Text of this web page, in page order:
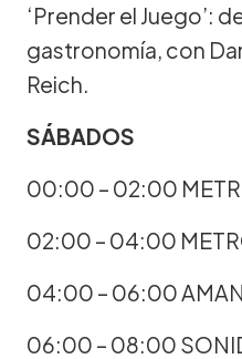
‘Prender el Juego’:
gastronomía, con
Reich.
SÁBADOS
00:00 – 02:00
02:00 – 04:00
04:00 – 06:00
06:00 – 08:00